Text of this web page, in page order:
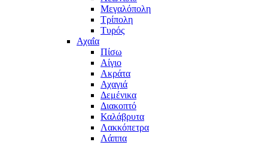
Μεγαλόπολη
Τρίπολη
Τυρός
Αχαΐα
Πίσω
Αίγιο
Ακράτα
Αχαγιά
Δεμένικα
Διακοπτό
Καλάβρυτα
Λακκόπετρα
Λάππα